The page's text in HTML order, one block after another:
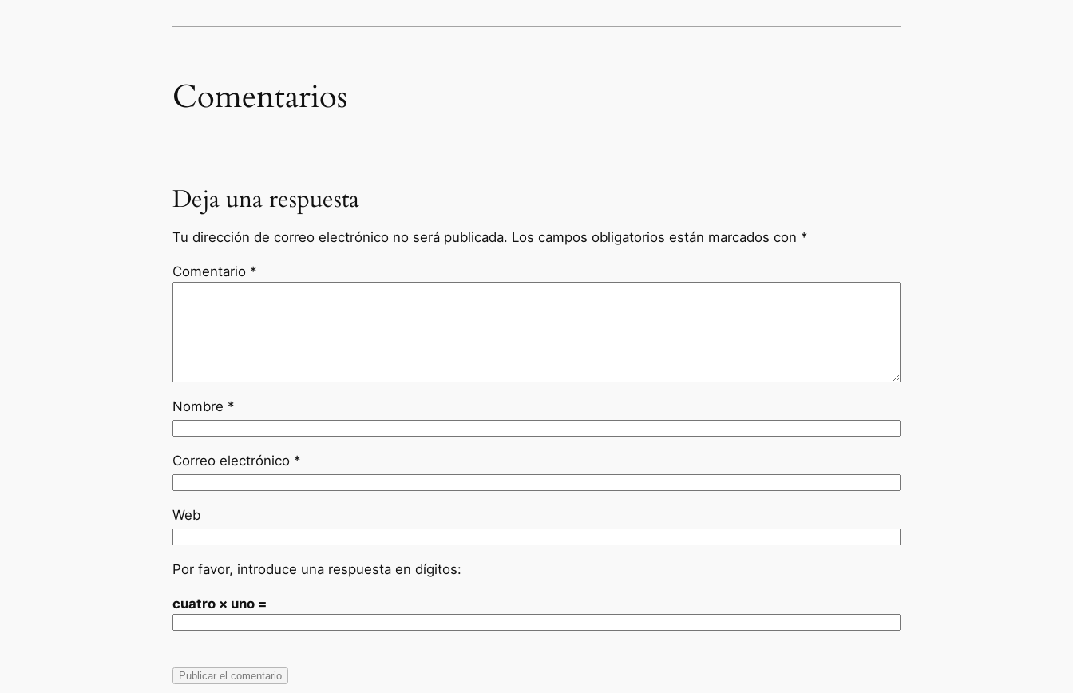
Comentarios
Deja una respuesta
Tu dirección de correo electrónico no será publicada. Los campos obligatorios están marcados con *
Comentario *
Nombre *
Correo electrónico *
Web
Por favor, introduce una respuesta en dígitos:
cuatro × uno =